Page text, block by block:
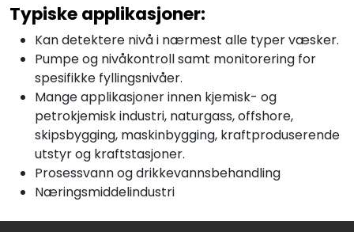
Typiske applikasjoner:
Kan detektere nivå i nærmest alle typer væsker.
Pumpe og nivåkontroll samt monitorering for
spesifikke fyllingsnivåer.
Mange applikasjoner innen kjemisk- og
petrokjemisk industri, naturgass, offshore,
skipsbygging, maskinbygging, kraftproduserende
utstyr og kraftstasjoner.
Prosessvann og drikkevannsbehandling
Næringsmiddelindustri